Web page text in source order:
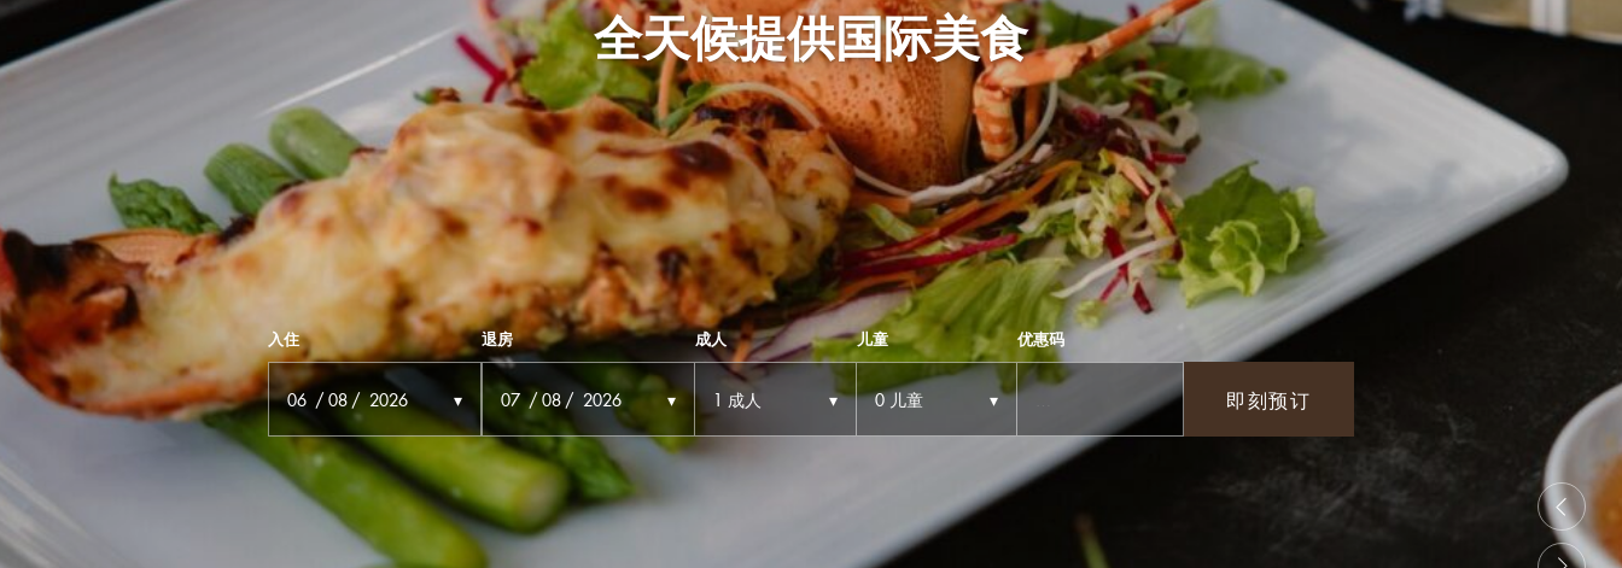
全天候提供国际美食
入住
06 08 2026
退房
07 08 2026
成人
1 成人
儿童
0儿童
优惠码